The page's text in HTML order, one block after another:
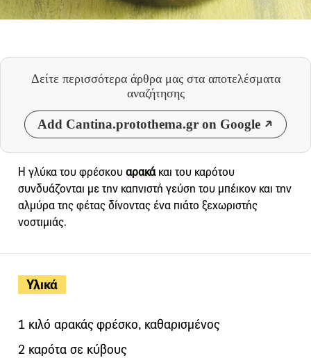
Δείτε περισσότερα άρθρα μας στα αποτελέσματα
αναζήτησης
Add Cantina.protothema.gr on Google
Υλικά
1 κιλό αρακάς φρέσκο, καθαρισμένος
2 καρότα σε κύβους
Η γλύκα του φρέσκου αρακάκαι του καρότου
συνδυάζονται με την καπνιστή γεύση του μπέικον και την
αλμύρα της φέτας δίνοντας ένα πιάτο ξεχωριστής
νοστιμιάς.